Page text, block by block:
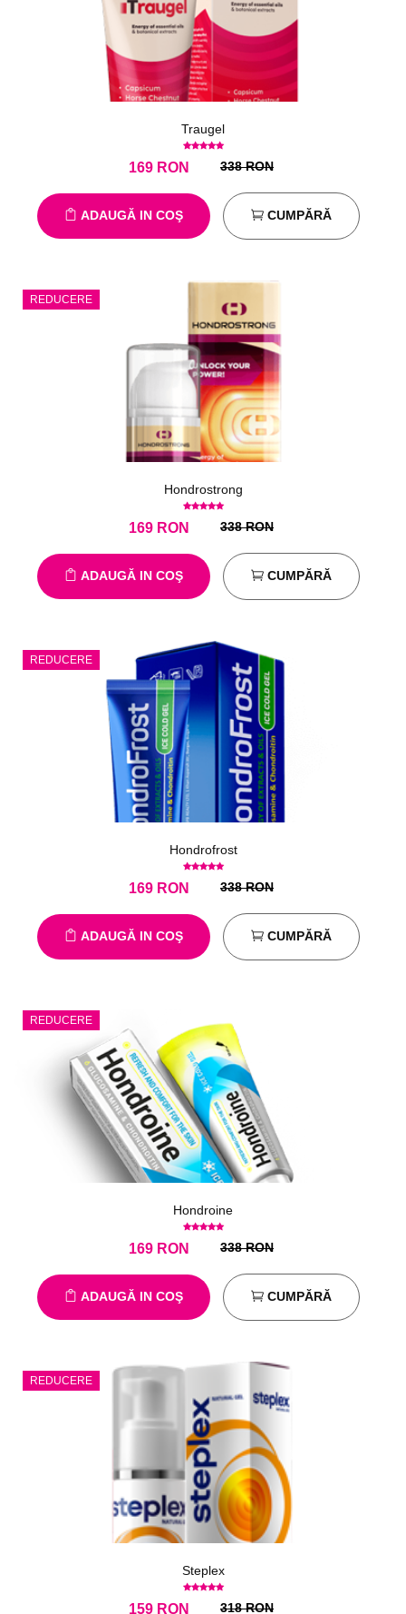
Traugel
RON
169 338 RON
ADAUGĂ IN COŞ CUMPĂRĂ
REDUCERE
Hondrostrong
RON
169 338 RON
ADAUGĂ IN COŞ CUMPĂRĂ
REDUCERE
Hondrofrost
RON
169 338 RON
ADAUGĂ IN COŞ CUMPĂRĂ
REDUCERE
Hondroine
RON
169 338 RON
ADAUGĂ IN COŞ CUMPĂRĂ
REDUCERE
Steplex
RON
159 318 RON